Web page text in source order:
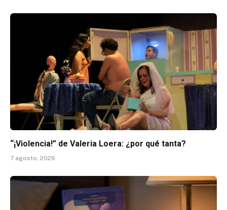
“¡Violencia!” de Valeria Loera: ¿por qué tanta?
7 agosto, 2026